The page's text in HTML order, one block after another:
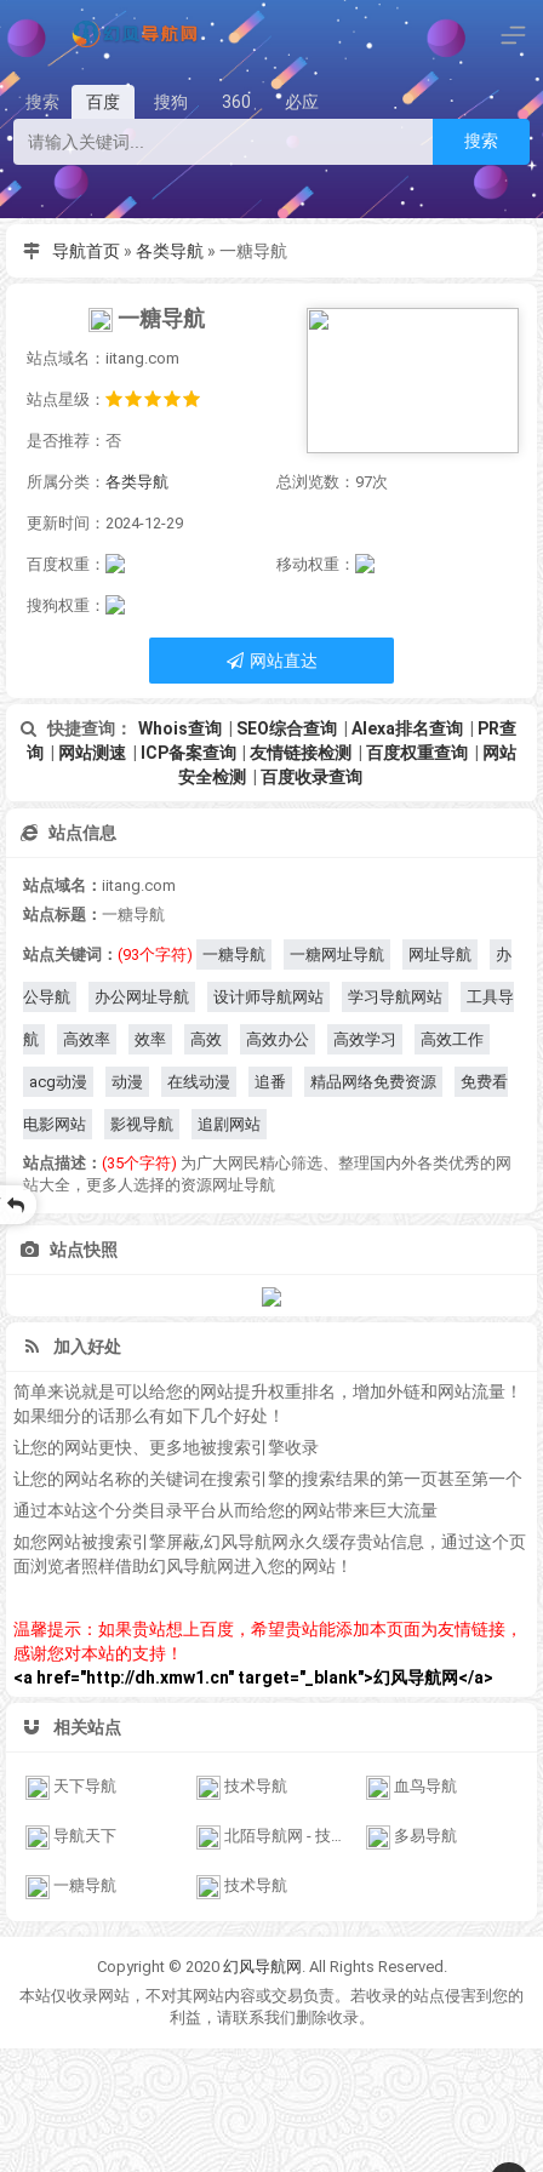
搜索 百度 搜狗 360
必应
搜索
导航首页 » 各类导航 » 一糖导航
一糖导航
站点域名：iitang.com
站点星级：
是否推荐：否
所属分类： 各类导航 总浏览数：97次
更新时间：2024-12-29
百度权重： 移动权重：
搜狗权重：
网站直达
快捷查询： Whois查询 SEO综合查询 Alexa排名查询
PR查
询
网站测速 ICP备案查询 |友情链接检测 |百度权重查询
网站
安全检测
百度收录查询
站点信息
站点域名： iitang.com
站点标题： 一糖导航
站点关键词： (93个字符) 一糖导航 一糖网址导航 网址导航 办
公导航 办公网址导航 设计师导航网站 学习导航网站 工具导
航 高效率 效率 高效 高效办公 高效学习 高效工作
acg动漫 动漫 在线动漫 追番 精品网络免费资源 免费看
电影网站 影视导航 追剧网站
站点描述： (35个字符) 为广大网民精心筛选、整理国内外各类优秀的网
站大全，更多人选择的资源网址导航
站点快照
加入好处
简单来说就是可以给您的网站提升权重排名，增加外链和网站流量！
如果细分的话那么有如下几个好处！
让您的网站更快、更多地被搜索引擎收录
让您的网站名称的关键词在搜索引擎的搜索结果的第一页甚至第一个
通过本站这个分类目录平台从而给您的网站带来巨大流量
如您网站被搜索引擎屏蔽,幻风导航网永久缓存贵站信息，通过这个页
面浏览者照样借助幻风导航网进入您的网站！
温馨提示：如果贵站想上百度，希望贵站能添加本页面为友情链接，
感谢您对本站的支持！
<a href="http://dh.xmw1.cn" target="_blank">幻风导航网</a>
相关站点
天下导航 技术导航 血鸟导航
导航天下 北陌导航网 - 技术导航-上网导航-网址导航 多易导航
一糖导航 技术导航
Copyright © 2020 幻风导航网 . All Rights Reserved.
本站仅收录网站，不对其网站内容或交易负责。若收录的站点侵害到您的
利益，请联系我们删除收录。